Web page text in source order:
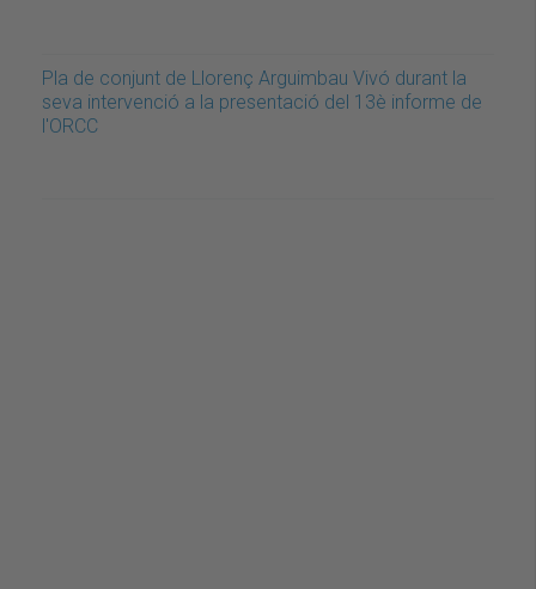
Pla de conjunt de Llorenç Arguimbau Vivó durant la
seva intervenció a la presentació del 13è informe de
l'ORCC